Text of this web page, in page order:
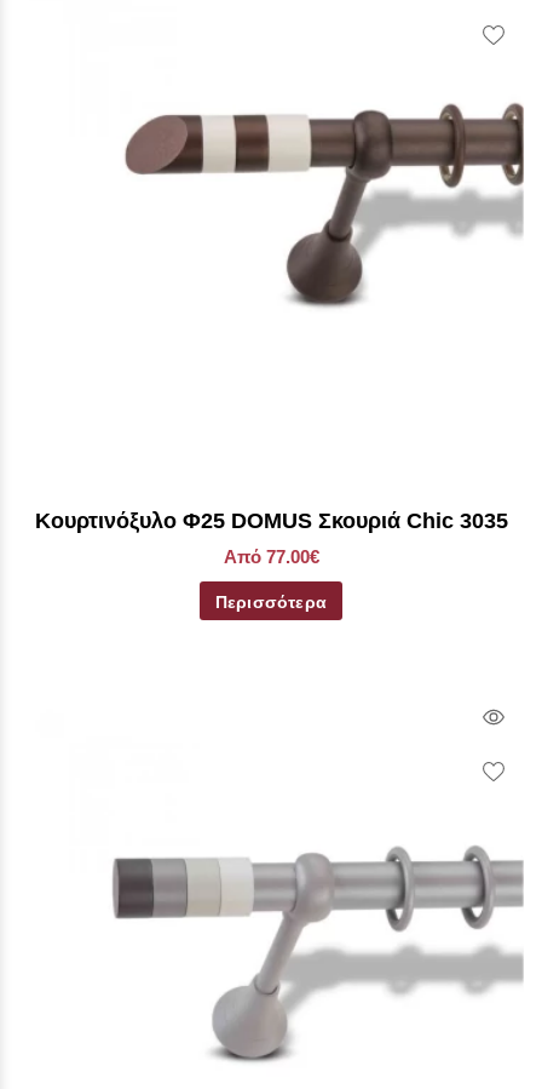
Kουρτινόξυλο Φ25 DOMUS Σκουριά Chic 3035
Από 77.00€
Περισσότερα